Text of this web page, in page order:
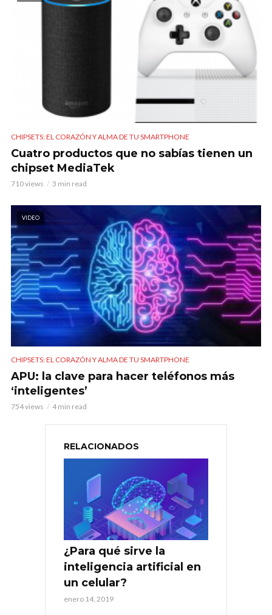
CHIPSETS: EL CORAZÓN Y ALMA DE TU SMARTPHONE
Cuatro productos que no sabías tienen un
chipset MediaTek
710 views 3 min read
VIDEO
CHIPSETS: EL CORAZÓN Y ALMA DE TU SMARTPHONE
APU: la clave para hacer teléfonos más
‘inteligentes’
754 views 4 min read
RELACIONADOS
¿Para qué sirve la
inteligencia artificial en
un celular?
enero 14, 2019